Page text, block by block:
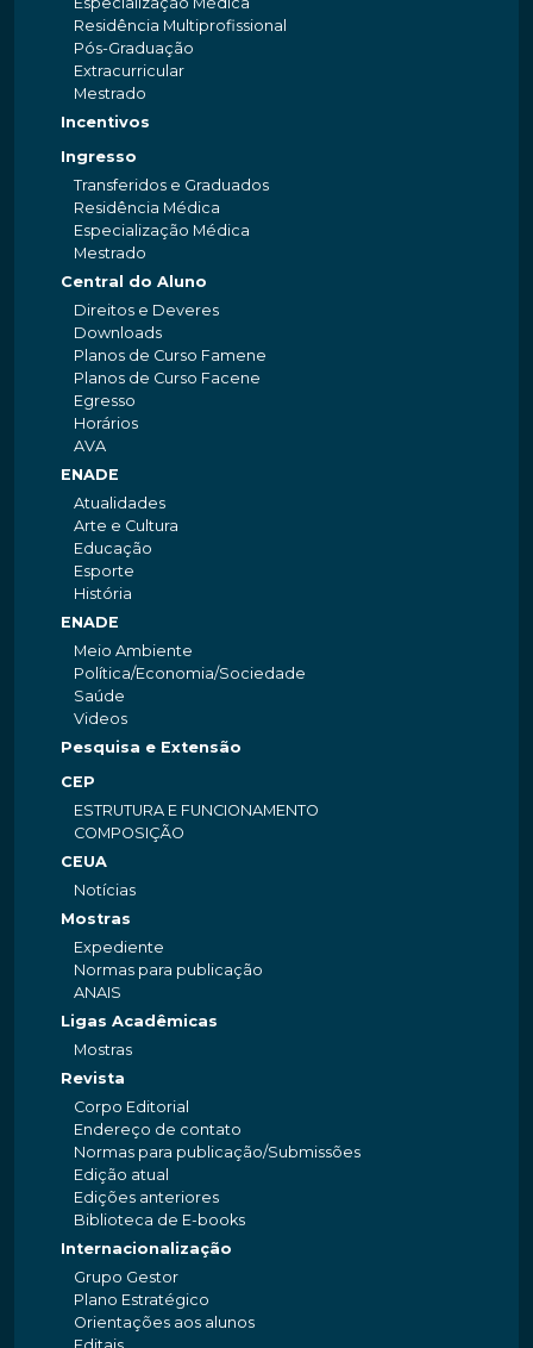
Residência Multiprofissional
Pós-Graduação
Extracurricular
Mestrado
Incentivos
Ingresso
Transferidos e Graduados
Residência Médica
Especialização Médica
Mestrado
Central do Aluno
Direitos e Deveres
Downloads
Planos de Curso Famene
Planos de Curso Facene
Egresso
Horários
AVA
ENADE
Atualidades
Arte e Cultura
Educação
Esporte
História
ENADE
Meio Ambiente
Política/Economia/Sociedade
Saúde
Videos
Pesquisa e Extensão
CEP
ESTRUTURA E FUNCIONAMENTO
COMPOSIÇÃO
CEUA
Notícias
Mostras
Expediente
Normas para publicação
ANAIS
Ligas Acadêmicas
Mostras
Revista
Corpo Editorial
Endereço de contato
Normas para publicação/Submissões
Edição atual
Edições anteriores
Biblioteca de E-books
Internacionalização
Grupo Gestor
Plano Estratégico
Orientações aos alunos